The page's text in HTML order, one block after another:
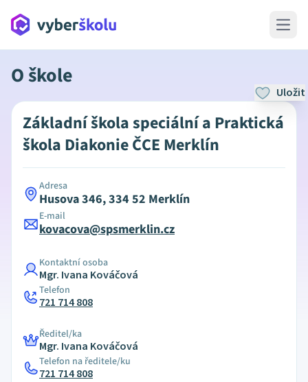
Open
O škole
Uložit
Základní škola speciální a Praktická
škola Diakonie ČCE Merklín
Adresa
Husova 346, 334 52 Merklín
E-mail
kovacova@spsmerklin.cz
Kontaktní osoba
Mgr. Ivana Kováčová
Telefon
721 714 808
Ředitel/ka
Mgr. Ivana Kováčová
Telefon na ředitele/ku
721 714 808